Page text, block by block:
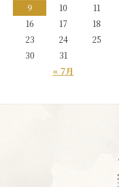
« 7月
9
10 11
16
17 18
23
24 25
30
31